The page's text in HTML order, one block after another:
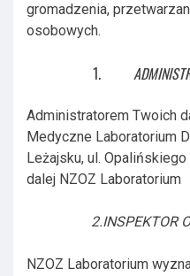
gromadzenia,
osobowych.
Administratorem Twoich
Medyczne Laboratorium
Leżajsku, ul.
dalej NZOZ Laboratorium
2.INSPEKTOR
NZOZ Laboratorium